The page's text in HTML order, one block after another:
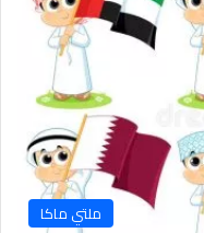
ملتي ماكا